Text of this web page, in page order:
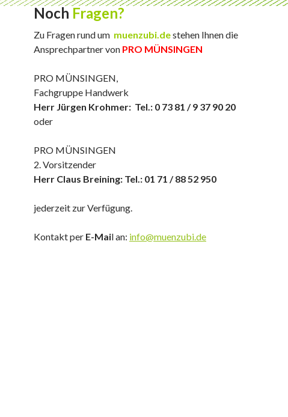
Noch Fragen?
Zu Fragen rund um muenzubi.destehen Ihnen die
Ansprechpartner von PRO MÜNSINGEN
PRO MÜNSINGEN,
Fachgruppe Handwerk
Herr Jürgen Krohmer: Tel.: 0 73 81 / 9 37 90 20
oder
PRO MÜNSINGEN
2. Vorsitzender
Herr Claus Breining: Tel.: 01 71 / 88 52 950
jederzeit zur Verfügung.
Kontakt per E-Mail an: info@muenzubi.de